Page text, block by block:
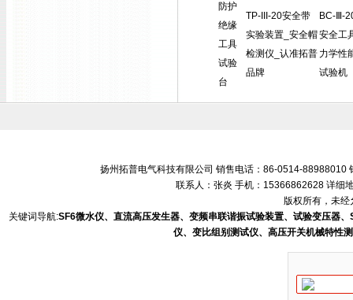
防护
绝缘
工具
试验
台
TP-III-20安全带
实验装置_安全帽
检测仪_认准拓普
品牌
BC-Ⅲ-
安全工
力学性
试验机
扬州拓普电气科技有限公司 销售电话：86-0514-88988010
联系人：张炎 手机：15366862628 详细
版权所有，未
关键词导航:SF6微水仪、直流高压发生器、变频串联谐振试验装置、试验变压器
仪、变比组别测试仪、高压开关机械特性